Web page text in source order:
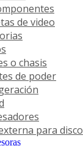
de video
o chasis
de poder
para disco